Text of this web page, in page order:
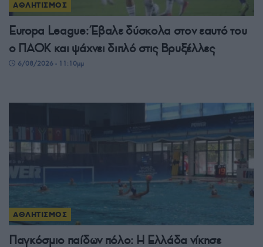
ΑΘΛΗΤΙΣΜΟΣ
Europa League: Έβαλε δύσκολα στον εαυτό του
ο ΠΑΟΚ και ψάχνει διπλό στις Βρυξέλλες
6/08/2026 - 11:10μμ
ΑΘΛΗΤΙΣΜΟΣ
Παγκόσμιο παίδων πόλο: Η Ελλάδα νίκησε